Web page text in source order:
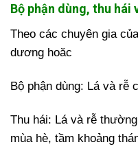
Bộ phận dùng, thu hái
Theo các chuyên gia
dương hoăc
Bộ phận dùng: Lá và rễ
Thu hái: Lá và rễ
mùa hè, tầm khoảng